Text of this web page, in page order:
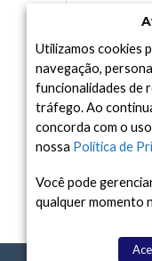
UNIVERSO
Arquivo
Arquivo
Utilizamos cookies
navegação,
funcionalidades de
tráfego. Ao
concorda com o
nossa Política de
Você pode
qualquer momento